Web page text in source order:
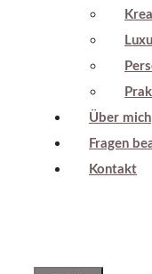
Über mich
Fragen
Kontakt